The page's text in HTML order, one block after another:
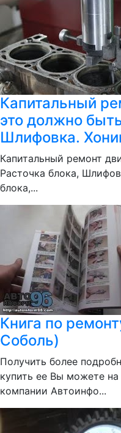
Капитальный
это должно
Шлифовка.
Капитальный ремонт
Расточка блока,
блока,...
Книга по
Соболь)
Получить более
купить ее Вы можете на
компании Автоинфо...